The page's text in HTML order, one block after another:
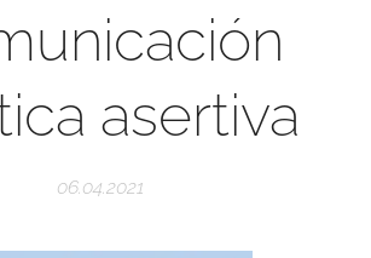
asertiva
06.04.2021